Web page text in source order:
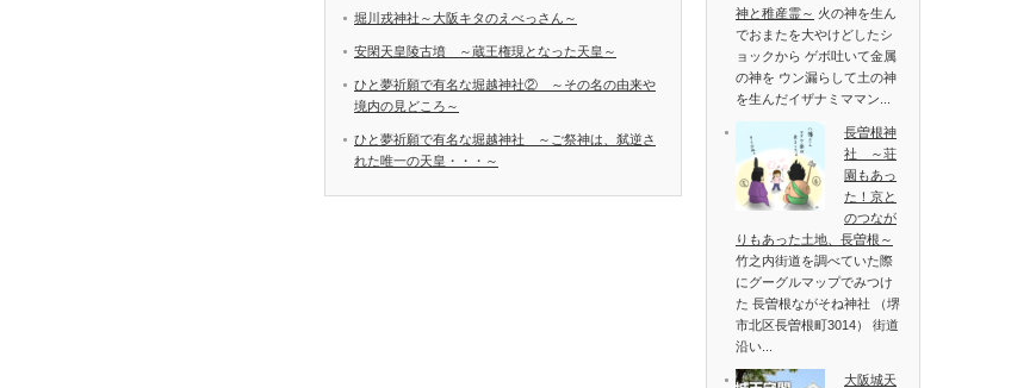
堀川戎神社～大阪キタのえべっさん～
安閑天皇陵古墳 ～蔵王権現となった天皇～
ひと夢祈願で有名な堀越神社② ～その名の由来や
境内の見どころ～
ひと夢祈願で有名な堀越神社 ～ご祭神は、弑逆さ
れた唯一の天皇・・・～
神と稚産霊～ 火の神を生ん
でおまたを大やけどしたシ
ョックから ゲボ吐いて金属
の神を ウン漏らして土の神
を生んだイザナミママン...
長曽根神
社 ～荘
園もあっ
た！京と
のつなが
りもあった土地、長曽根～
竹之内街道を調べていた際
にグーグルマップでみつけ
た 長曽根ながそね神社 （堺
市北区長曽根町3014） 街道
沿い...
大阪城天